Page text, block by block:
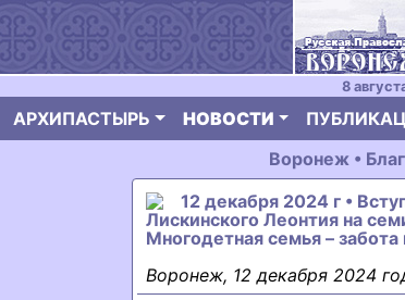
8
АРХИПАСТЫРЬ НОВОСТИ
Воронеж •
12 декабря 2024 г •
Лискинского Леонтия на
Многодетная семья –
Воронеж, 12 декабря 2024